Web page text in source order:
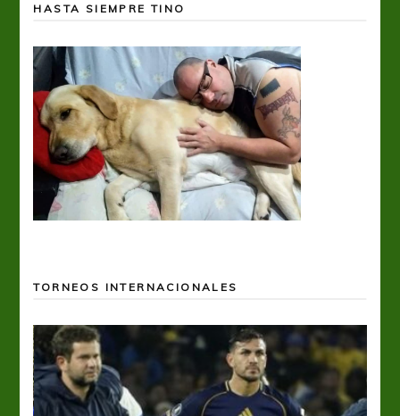
HASTA SIEMPRE TINO
TORNEOS INTERNACIONALES